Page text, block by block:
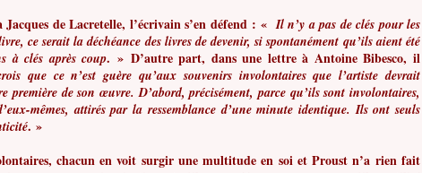
Jacques de Lacretelle, l’écrivain s’en défend : «Il n’y a pas de clés pour les
ce serait la déchéance des livres de devenir, si spontanément qu’ils aient été
à clés après coup. » D’autre part, dans une lettre à Antoine Bibesco, il
que ce n’est guère qu’aux souvenirs involontaires que l’artiste devrait
première de son œuvre. D’abord, précisément, parce qu’ils sont involontaires,
mêmes, attirés par la ressemblance d’une minute identique. Ils ont seuls
. »
chacun en voit surgir une multitude en soi et Proust n’a rien fait